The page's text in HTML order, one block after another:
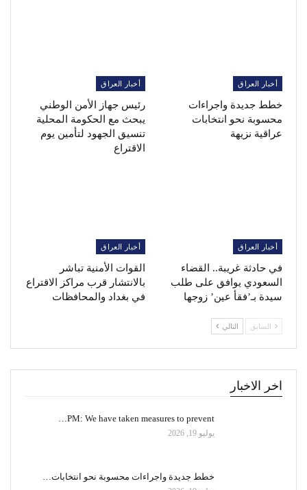
أخبار العراق
خطط جديدة واجراءات
محسوبة نحو انتخابات
عراقية نزيهة
أخبار العراق
رئيس جهاز الأمن الوطني
يبحث مع الحكومة المحلية
تنسيق الجهود لتأمين يوم
الاقتراع
أخبار العراق
في حادثة غريبة.. القضاء
السعودي يوافق على طلب
سيدة بـ’فقأ عين’ زوجها
أخبار العراق
القوات الأمنية تباشر
بالانتشار قرب مراكز الاقتراع
في بغداد والمحافظات
السابق التالي
اخر الاخبار
PM: We have taken measures to prevent…
يوليو 19, 2026
خطط جديدة واجراءات محسوبة نحو انتخابات…